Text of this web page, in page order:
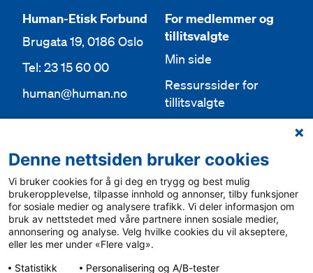
Human-Etisk Forbund
Brugata 19, 0186 Oslo
Tel: 23 15 60 00
human@human.no
Aktuelt
For media
Ledige stillinger
English
For medlemmer og
tillitsvalgte
Min side
Ressurssider for
tillitsvalgte
Bli medlem
Bli frivillig
Personvern & cookies
Denne nettsiden bruker cookies
Vi bruker cookies for å gi deg en trygg og best mulig
brukeropplevelse, tilpasse innhold og annonser, tilby funksjoner
for sosiale medier og analysere trafikk. Vi deler informasjon om
bruk av nettstedet med våre partnere innen sosiale medier,
annonsering og analyse. Velg hvilke cookies du vil akseptere,
eller les mer under «Flere valg».
Statistikk
Personalisering og A/B-tester